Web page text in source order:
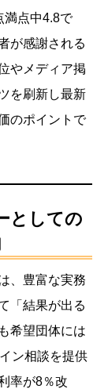
満点中4.8で
が感謝される
やメディア掲
を刷新し最新
のポイントで
としての
、豊富な実務
「結果が出る
希望団体には
ン相談を提供
率が8％改